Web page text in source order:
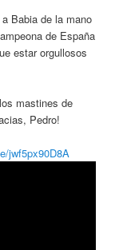
Babia de la mano
de España
estar orgullosos
mastines de
Pedro!
jwf5px90D8A